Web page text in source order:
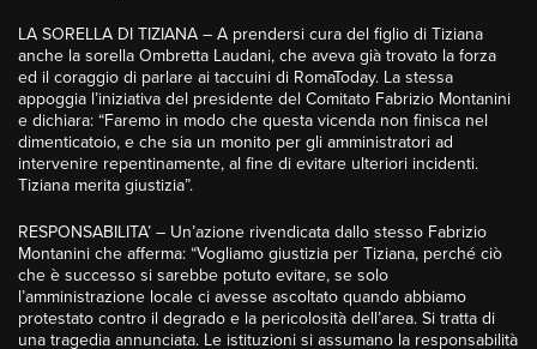
LA SORELLA DI TIZIANA – A prendersi cura del figlio di Tiziana
anche la sorella Ombretta Laudani, che aveva già trovato la forza
ed il coraggio di parlare ai taccuini di RomaToday. La stessa
appoggia l’iniziativa del presidente del Comitato Fabrizio Montanini
e dichiara: “Faremo in modo che questa vicenda non finisca nel
dimenticatoio, e che sia un monito per gli amministratori ad
intervenire repentinamente, al fine di evitare ulteriori incidenti.
Tiziana merita giustizia”.
RESPONSABILITA’ – Un’azione rivendicata dallo stesso Fabrizio
Montanini che afferma: “Vogliamo giustizia per Tiziana, perché ciò
che è successo si sarebbe potuto evitare, se solo
l’amministrazione locale ci avesse ascoltato quando abbiamo
protestato contro il degrado e la pericolosità dell’area. Si tratta di
una tragedia annunciata. Le istituzioni si assumano la responsabilità